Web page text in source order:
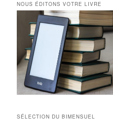
NOUS ÉDITONS VOTRE LIVRE
SÉLECTION DU BIMENSUEL